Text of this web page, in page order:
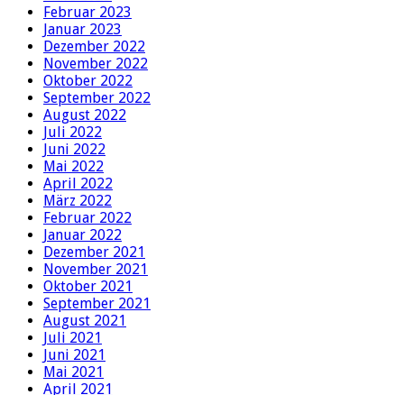
Februar 2023
Januar 2023
Dezember 2022
November 2022
Oktober 2022
September 2022
August 2022
Juli 2022
Juni 2022
Mai 2022
April 2022
März 2022
Februar 2022
Januar 2022
Dezember 2021
November 2021
Oktober 2021
September 2021
August 2021
Juli 2021
Juni 2021
Mai 2021
April 2021